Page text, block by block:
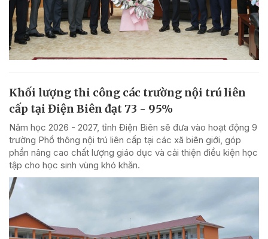
Khối lượng thi công các trường nội trú liên
cấp tại Điện Biên đạt 73 - 95%
Năm học 2026 - 2027, tỉnh Điện Biên sẽ đưa vào hoạt động 9
trường Phổ thông nội trú liên cấp tại các xã biên giới, góp
phần nâng cao chất lượng giáo dục và cải thiện điều kiện học
tập cho học sinh vùng khó khăn.